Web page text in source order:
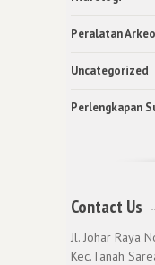
Peralatan
Uncategorized
Perlengkapan
Contact Us
Jl. Johar Raya
Kec.Tanah